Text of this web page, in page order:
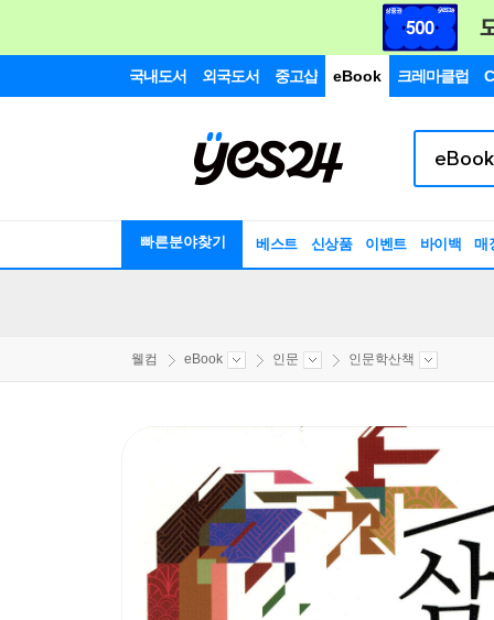
국내도서 외국도서 중고샵 eBook 크레마클럽
빠른분야찾기 베스트 신상품 이벤트 바이백 매
웰컴 eBook 인문 인문학산책